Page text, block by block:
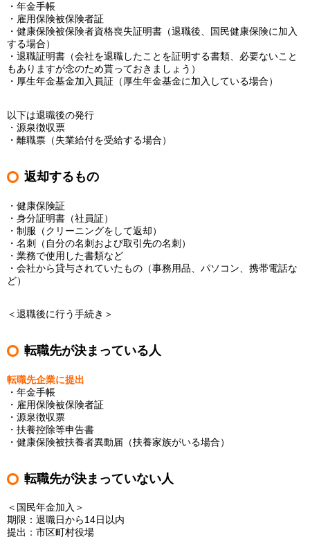
・年金手帳
・雇用保険被保険者証
・健康保険被保険者資格喪失証明書（退職後、国民健康保険に加入
する場合）
・退職証明書（会社を退職したことを証明する書類、必要ないこと
もありますが念のため貰っておきましょう）
・厚生年金基金加入員証（厚生年金基金に加入している場合）
以下は退職後の発行
・源泉徴収票
・離職票（失業給付を受給する場合）
返却するもの
・健康保険証
・身分証明書（社員証）
・制服（クリーニングをして返却）
・名刺（自分の名刺および取引先の名刺）
・業務で使用した書類など
・会社から貸与されていたもの（事務用品、パソコン、携帯電話な
ど）
＜退職後に行う手続き＞
転職先が決まっている人
転職先企業に提出
・年金手帳
・雇用保険被保険者証
・源泉徴収票
・扶養控除等申告書
・健康保険被扶養者異動届（扶養家族がいる場合）
転職先が決まっていない人
＜国民年金加入＞
期限：退職日から14日以内
提出：市区町村役場